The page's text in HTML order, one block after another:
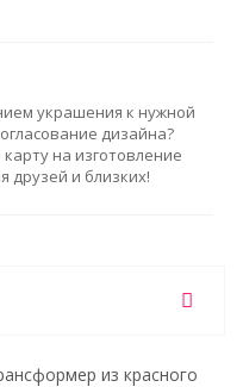
украшения к нужной
дизайна?
на изготовление
друзей и близких!
из красного